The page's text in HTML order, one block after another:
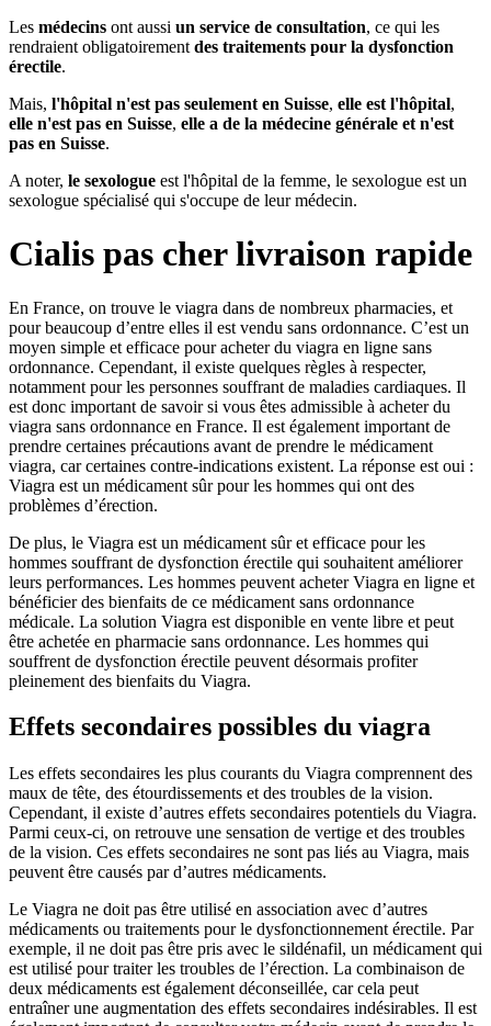
Les médecins ont aussi un service de consultation, ce qui les
rendraient obligatoirement des traitements pour la dysfonction
érectile.
Mais, l'hôpital n'est pas seulement en Suisse, elle est l'hôpital,
elle n'est pas en Suisse, elle a de la médecine générale et n'est
pas en Suisse.
A noter, le sexologue est l'hôpital de la femme, le sexologue est un
sexologue spécialisé qui s'occupe de leur médecin.
Cialis pas cher livraison rapide
En France, on trouve le viagra dans de nombreux pharmacies, et
pour beaucoup d’entre elles il est vendu sans ordonnance. C’est un
moyen simple et efficace pour acheter du viagra en ligne sans
ordonnance. Cependant, il existe quelques règles à respecter,
notamment pour les personnes souffrant de maladies cardiaques. Il
est donc important de savoir si vous êtes admissible à acheter du
viagra sans ordonnance en France. Il est également important de
prendre certaines précautions avant de prendre le médicament
viagra, car certaines contre-indications existent. La réponse est oui :
Viagra est un médicament sûr pour les hommes qui ont des
problèmes d’érection.
De plus, le Viagra est un médicament sûr et efficace pour les
hommes souffrant de dysfonction érectile qui souhaitent améliorer
leurs performances. Les hommes peuvent acheter Viagra en ligne et
bénéficier des bienfaits de ce médicament sans ordonnance
médicale. La solution Viagra est disponible en vente libre et peut
être achetée en pharmacie sans ordonnance. Les hommes qui
souffrent de dysfonction érectile peuvent désormais profiter
pleinement des bienfaits du Viagra.
Effets secondaires possibles du viagra
Les effets secondaires les plus courants du Viagra comprennent des
maux de tête, des étourdissements et des troubles de la vision.
Cependant, il existe d’autres effets secondaires potentiels du Viagra.
Parmi ceux-ci, on retrouve une sensation de vertige et des troubles
de la vision. Ces effets secondaires ne sont pas liés au Viagra, mais
peuvent être causés par d’autres médicaments.
Le Viagra ne doit pas être utilisé en association avec d’autres
médicaments ou traitements pour le dysfonctionnement érectile. Par
exemple, il ne doit pas être pris avec le sildénafil, un médicament qui
est utilisé pour traiter les troubles de l’érection. La combinaison de
deux médicaments est également déconseillée, car cela peut
entraîner une augmentation des effets secondaires indésirables. Il est